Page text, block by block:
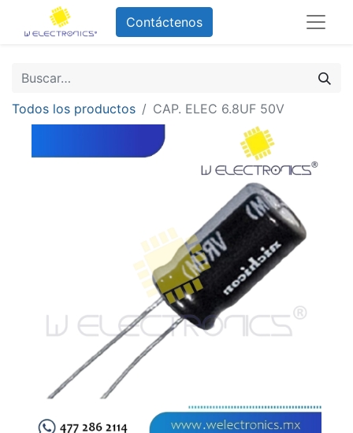
Contáctenos
Todos los productos CAP. ELEC 6.8UF 50V